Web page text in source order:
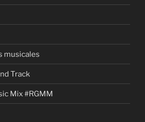
musicales
Track
Mix #RGMM